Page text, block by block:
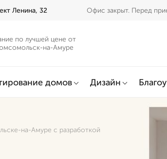
Ленина, 32 Офис закрыт. Перед
по лучшей цене от
на-Амуре
домов Дизайн
на-Амуре с разработкой